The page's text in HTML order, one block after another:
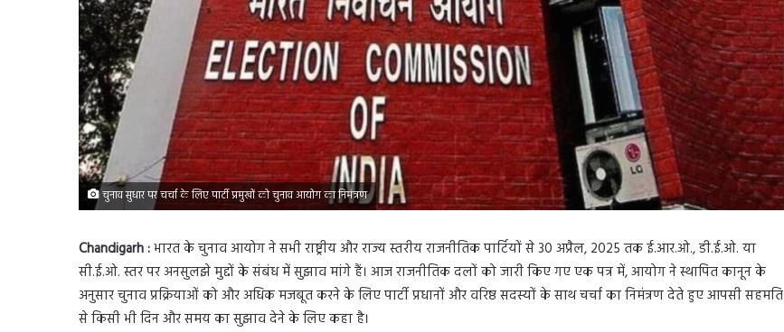
चुनाव सुधार पर चर्चा के लिए पार्टी प्रमुखों को चुनाव आयोग का निमंत्रण
Chandigarh :भारत के चुनाव आयोग ने सभी राष्ट्रीय और राज्य स्तरीय राजनीतिक पार्टियों से 30 अप्रैल, 2025 तक ई.आर.ओ., डी.ई.ओ. या
सी.ई.ओ. स्तर पर अनसुलझे मुद्दों के संबंध में सुझाव मांगे हैं। आज राजनीतिक दलों को जारी किए गए एक पत्र में, आयोग ने स्थापित कानून के
अनुसार चुनाव प्रक्रियाओं को और अधिक मजबूत करने के लिए पार्टी प्रधानों और वरिष्ठ सदस्यों के साथ चर्चा का निमंत्रण देते हुए आपसी सहमति
से किसी भी दिन और समय का सुझाव देने के लिए कहा है।